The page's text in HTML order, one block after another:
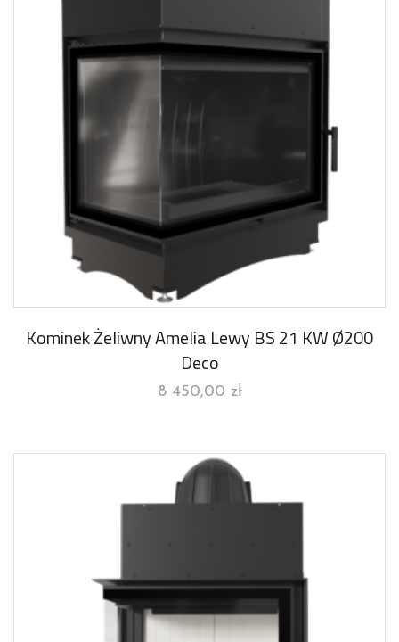
Kominek Żeliwny Amelia Lewy BS 21 KW Ø200
Deco
8 450,00 zł